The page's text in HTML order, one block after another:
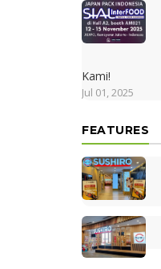
Kami!
Jul 01, 2025
FEATURES